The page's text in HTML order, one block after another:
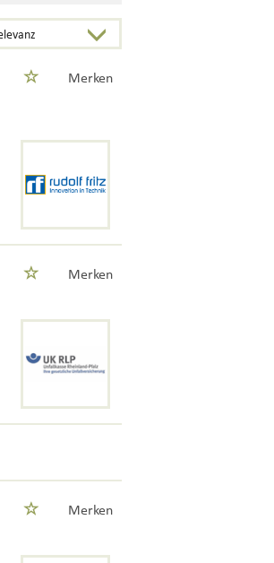
Merken
Merken
Merken